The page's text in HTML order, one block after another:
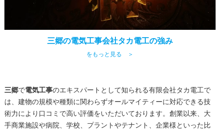
三郷の電気工事会社タカ電工の強み
をもっと見る ＞
三郷で電気工事のエキスパートとして知られる有限会社タカ電工で
は、建物の規模や種類に関わらずオールマイティーに対応できる技
術力により口コミで高い評価をいただいております。創業以来、大
手商業施設や病院、学校、プラントやテナント、企業様といった比